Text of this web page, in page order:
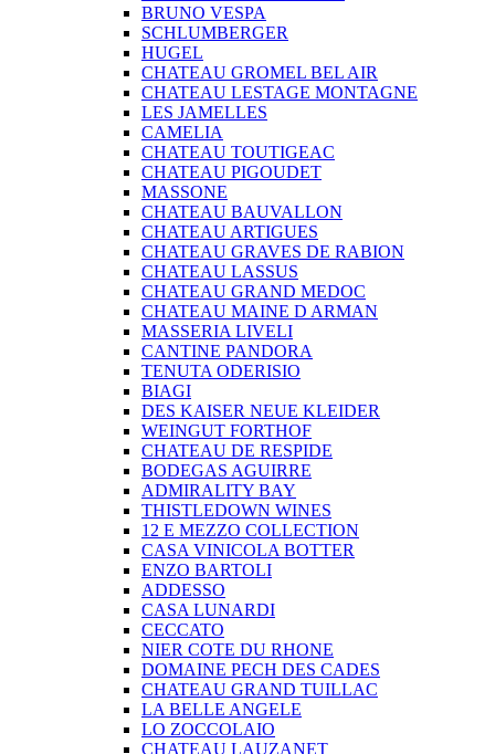
BRUNO VESPA
SCHLUMBERGER
HUGEL
CHATEAU GROMEL BEL AIR
CHATEAU LESTAGE MONTAGNE
LES JAMELLES
CAMELIA
CHATEAU TOUTIGEAC
CHATEAU PIGOUDET
MASSONE
CHATEAU BAUVALLON
CHATEAU ARTIGUES
CHATEAU GRAVES DE RABION
CHATEAU LASSUS
CHATEAU GRAND MEDOC
CHATEAU MAINE D ARMAN
MASSERIA LIVELI
CANTINE PANDORA
TENUTA ODERISIO
BIAGI
DES KAISER NEUE KLEIDER
WEINGUT FORTHOF
CHATEAU DE RESPIDE
BODEGAS AGUIRRE
ADMIRALITY BAY
THISTLEDOWN WINES
12 E MEZZO COLLECTION
CASA VINICOLA BOTTER
ENZO BARTOLI
ADDESSO
CASA LUNARDI
CECCATO
NIER COTE DU RHONE
DOMAINE PECH DES CADES
CHATEAU GRAND TUILLAC
LA BELLE ANGELE
LO ZOCCOLAIO
CHATEAU LAUZANET